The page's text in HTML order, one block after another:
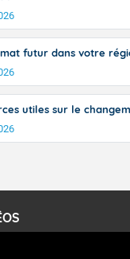
futur dans votre
utiles sur le